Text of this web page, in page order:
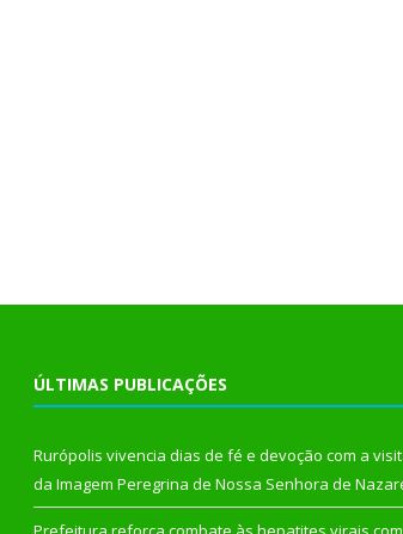
ÚLTIMAS PUBLICAÇÕES
Rurópolis vivencia dias de fé e devoção com a
da Imagem Peregrina de Nossa Senhora de